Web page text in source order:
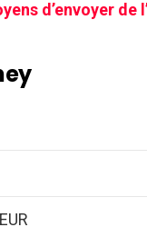
d’envoyer de